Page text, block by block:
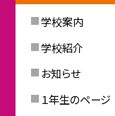
学校案内
学校紹介
お知らせ
１年生のページ